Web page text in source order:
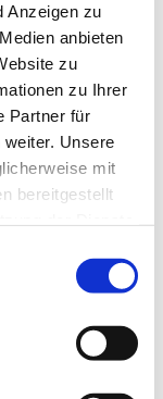
Anzeigen zu
anbieten
zu
zu Ihrer
Partner für
Unsere
mit
bereitgestellt